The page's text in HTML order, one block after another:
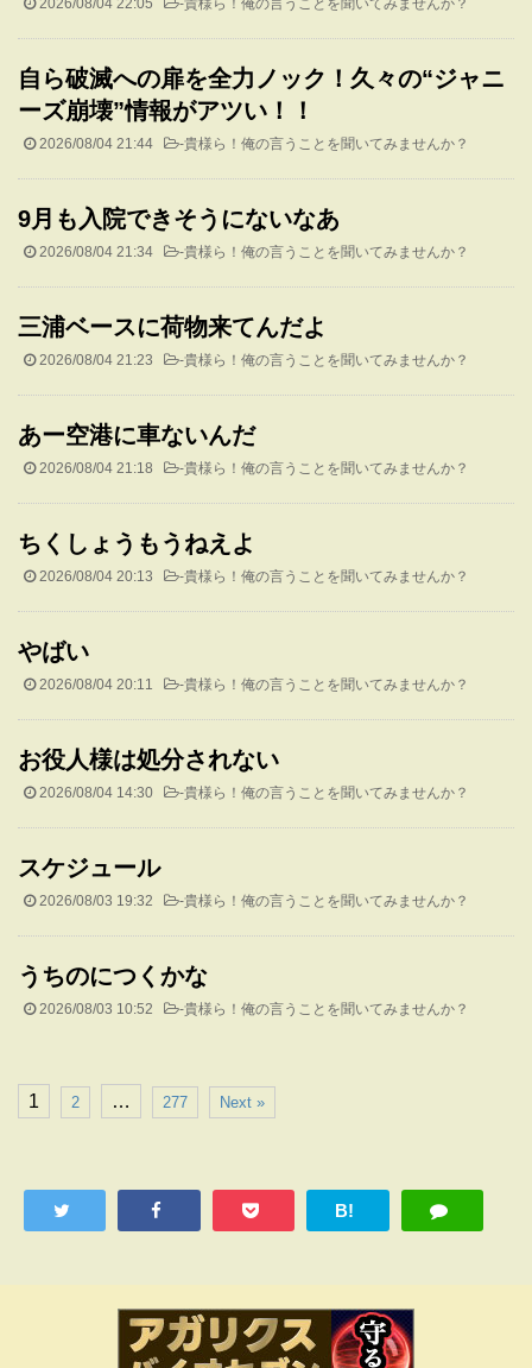
2026/08/04 22:05 -貴様ら！俺の言うことを聞いてみませんか？
自ら破滅への扉を全力ノック！久々の“ジャニ
ーズ崩壊”情報がアツい！！
2026/08/04 21:44 -貴様ら！俺の言うことを聞いてみませんか？
9月も入院できそうにないなあ
2026/08/04 21:34 -貴様ら！俺の言うことを聞いてみませんか？
三浦ベースに荷物来てんだよ
2026/08/04 21:23 -貴様ら！俺の言うことを聞いてみませんか？
あー空港に車ないんだ
2026/08/04 21:18 -貴様ら！俺の言うことを聞いてみませんか？
ちくしょうもうねえよ
2026/08/04 20:13 -貴様ら！俺の言うことを聞いてみませんか？
やばい
2026/08/04 20:11 -貴様ら！俺の言うことを聞いてみませんか？
お役人様は処分されない
2026/08/04 14:30 -貴様ら！俺の言うことを聞いてみませんか？
スケジュール
2026/08/03 19:32 -貴様ら！俺の言うことを聞いてみませんか？
うちのにつくかな
2026/08/03 10:52 -貴様ら！俺の言うことを聞いてみませんか？
1 2 … 277 Next »
B!